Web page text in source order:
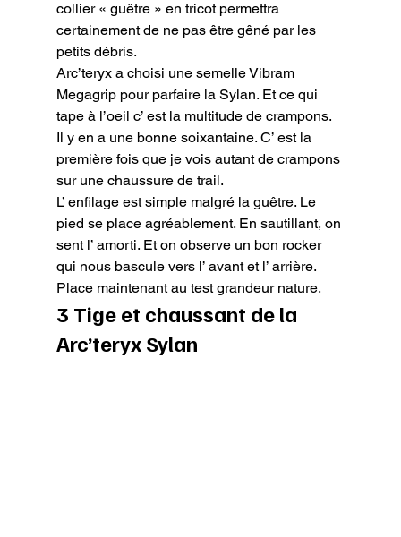
collier « guêtre » en tricot permettra
certainement de ne pas être gêné par les
petits débris.
Arc’teryx a choisi une semelle Vibram
Megagrip pour parfaire la Sylan. Et ce qui
tape à l’oeil c’ est la multitude de crampons.
Il y en a une bonne soixantaine. C’ est la
première fois que je vois autant de crampons
sur une chaussure de trail.
L’ enfilage est simple malgré la guêtre. Le
pied se place agréablement. En sautillant, on
sent l’ amorti. Et on observe un bon rocker
qui nous bascule vers l’ avant et l’ arrière.
Place maintenant au test grandeur nature.
3 Tige et chaussant de la
Arc’teryx Sylan